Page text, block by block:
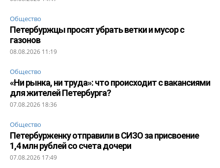
Общество
Петербуржцы просят убрать ветки и мусор с
газонов
08.08.2026 11:19
Общество
«Ни рынка, ни труда»: что происходит с вакансиями
для жителей Петербурга?
07.08.2026 18:36
Общество
Петербурженку отправили в СИЗО за присвоение
1,4 млн рублей со счета дочери
07.08.2026 17:49